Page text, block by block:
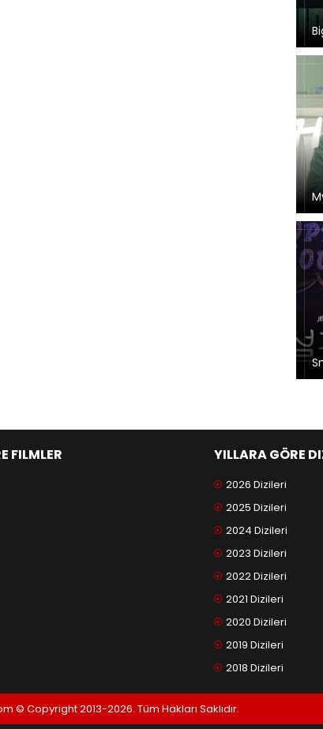
FILMLER YILLARA GÖRE
2026 Dizileri
2025 Dizileri
2024 Dizileri
2023 Dizileri
2022 Dizileri
2021 Dizileri
2020 Dizileri
2019 Dizileri
2018 Dizileri
© Copyright 2013-2026. Tüm Hakları Saklıdır.